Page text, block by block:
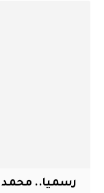
رسميا.. محمد